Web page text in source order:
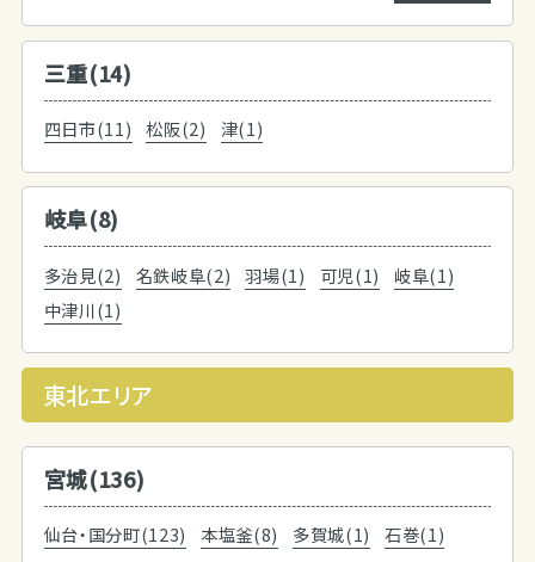
三重(14)
四日市(11) 松阪(2) 津(1)
岐阜(8)
多治見(2) 名鉄岐阜(2) 羽場(1) 可児(1)
岐阜(1)
中津川(1)
東北エリア
宮城(136)
仙台・国分町(123) 本塩釜(8) 多賀城(1)
石巻(1)